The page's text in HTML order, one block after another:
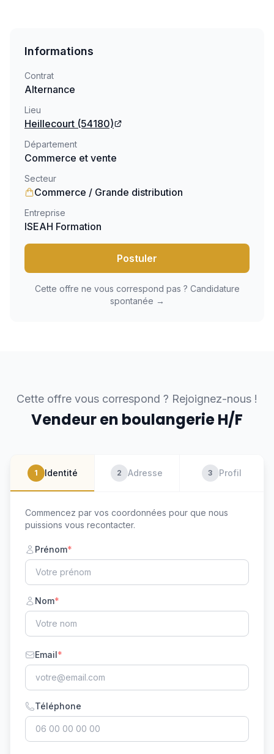
Informations
Contrat
Alternance
Lieu
Heillecourt (54180)
Département
Commerce et vente
Secteur
Commerce / Grande distribution
Entreprise
ISEAH Formation
Postuler
Cette offre ne vous correspond pas ? Candidature
spontanée →
Cette offre vous correspond ? Rejoignez-nous !
Vendeur en boulangerie H/F
1 Identité 2 Adresse 3 Profil
Commencez par vos coordonnées pour que nous
puissions vous recontacter.
Prénom*
Nom*
Email*
Téléphone